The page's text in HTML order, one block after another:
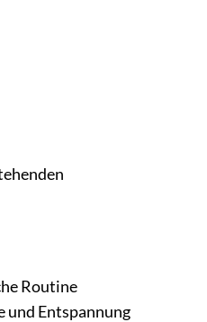
Routine
und Entspannung